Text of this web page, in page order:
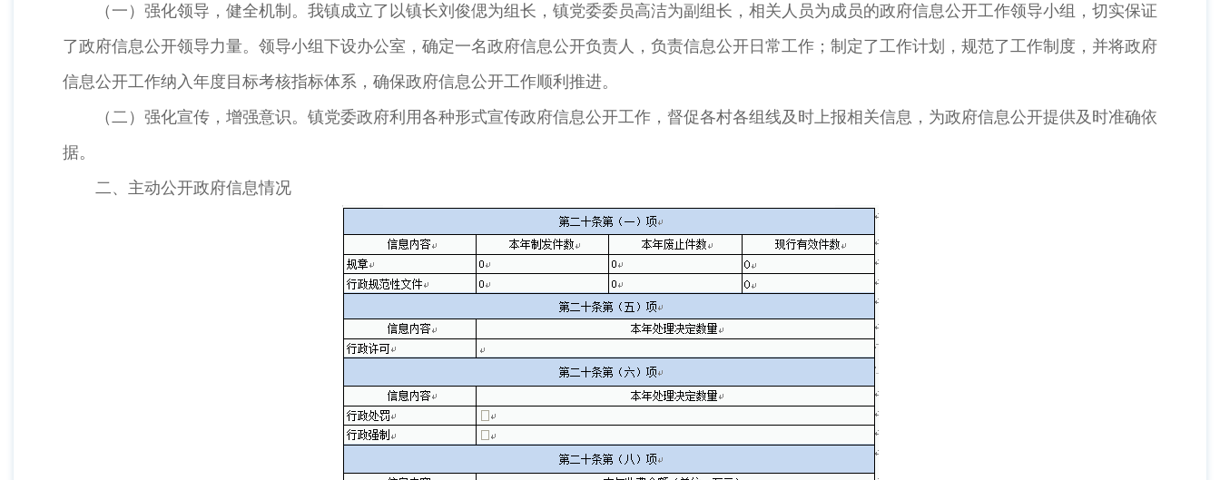
（一）强化领导，健全机制。我镇成立了以镇长刘俊偲为组长，镇党委委员高洁为副组长，相关人员为成员的政府信息公开工作领导小组，切实保证
了政府信息公开领导力量。领导小组下设办公室，确定一名政府信息公开负责人，负责信息公开日常工作；制定了工作计划，规范了工作制度，并将政府
信息公开工作纳入年度目标考核指标体系，确保政府信息公开工作顺利推进。
（二）强化宣传，增强意识。镇党委政府利用各种形式宣传政府信息公开工作，督促各村各组线及时上报相关信息，为政府信息公开提供及时准确依
据。
二、主动公开政府信息情况